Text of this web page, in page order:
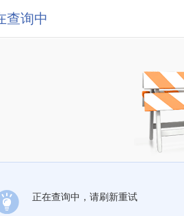
查询中
正在查询中，请刷新重试